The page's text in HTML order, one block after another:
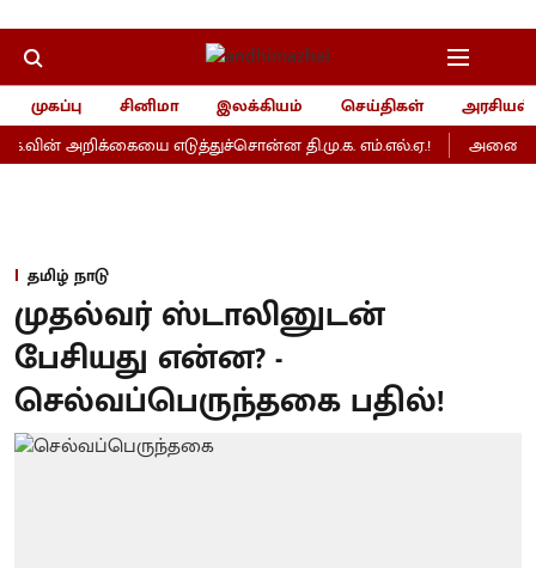
முகப்பு சினிமா இலக்கியம் செய்திகள்
அரசியல்
அறிக்கையை எடுத்துச்சொன்ன தி.மு.க. எம்.எல்.ஏ.!
தமிழ் நாடு
முதல்வர் ஸ்டாலினுடன்
பேசியது என்ன? -
செல்வப்பெருந்தகை பதில்!